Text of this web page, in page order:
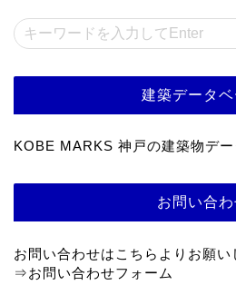
建築データベ
KOBE MARKS 神戸の建築物デー
お問い合
お問い合わせはこちらよりお願い
⇒お問い合わせフォーム